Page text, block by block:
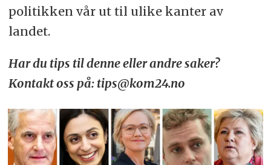
politikken vår ut til ulike kanter av
landet.
Har du tips til denne eller andre saker?
Kontakt oss på: tips@kom24.no